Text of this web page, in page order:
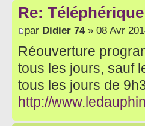
Re:
par Didier 74» 08 Avr
Réouverture
tous les jours, sauf
tous les jours de
http://